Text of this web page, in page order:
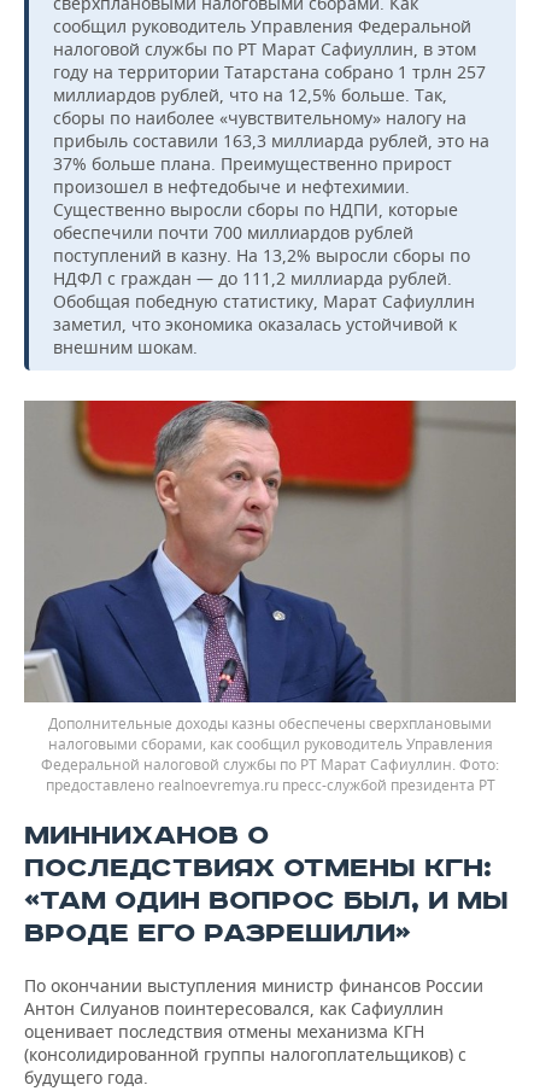
сообщил руководитель Управления Федеральной
налоговой службы по РТ Марат Сафиуллин, в этом
году на территории Татарстана собрано 1 трлн 257
миллиардов рублей, что на 12,5% больше. Так,
сборы по наиболее «чувствительному» налогу на
прибыль составили 163,3 миллиарда рублей, это на
37% больше плана. Преимущественно прирост
произошел в нефтедобыче и нефтехимии.
Существенно выросли сборы по НДПИ, которые
обеспечили почти 700 миллиардов рублей
поступлений в казну. На 13,2% выросли сборы по
НДФЛ с граждан — до 111,2 миллиарда рублей.
Обобщая победную статистику, Марат Сафиуллин
заметил, что экономика оказалась устойчивой к
внешним шокам.
Дополнительные доходы казны обеспечены сверхплановыми
налоговыми сборами, как сообщил руководитель Управления
Федеральной налоговой службы по РТ Марат Сафиуллин.
предоставлено realnoevremya.ru пресс-службой президента РТ
МИННИХАНОВ О
ПОСЛЕДСТВИЯХ ОТМЕНЫ КГН:
«ТАМ ОДИН ВОПРОС БЫЛ, И МЫ
ВРОДЕ ЕГО РАЗРЕШИЛИ»
По окончании выступления министр финансов России
Антон Силуанов поинтересовался, как Сафиуллин
оценивает последствия отмены механизма КГН
(консолидированной группы налогоплательщиков) с
будущего года.